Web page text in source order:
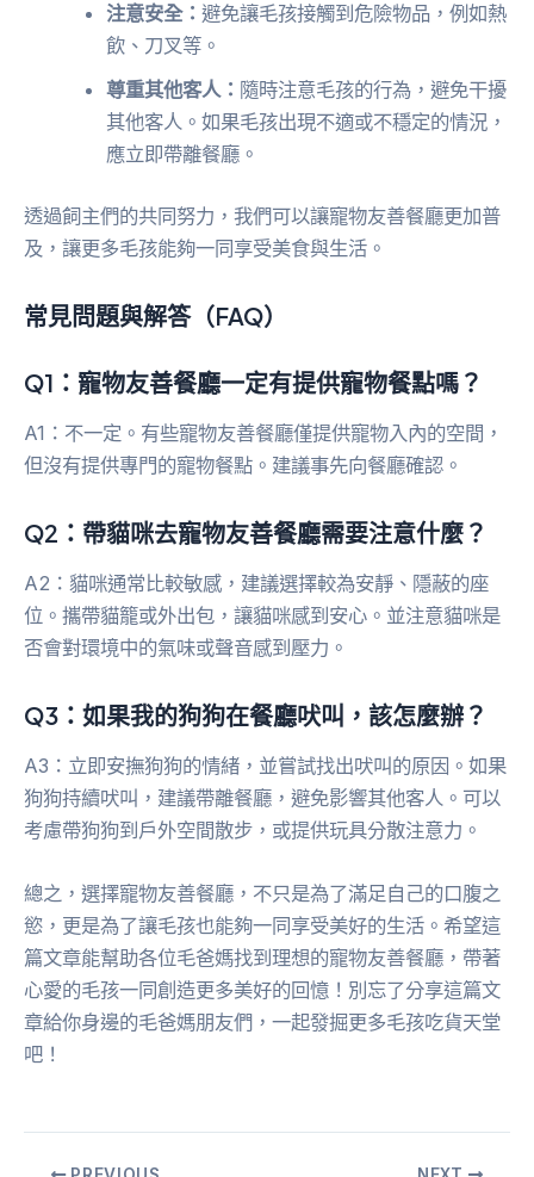
注意安全：避免讓毛孩接觸到危險物品，例如熱
飲、刀叉等。
尊重其他客人： 隨時注意毛孩的行為，避免干擾
其他客人。如果毛孩出現不適或不穩定的情況，
應立即帶離餐廳。
透過飼主們的共同努力，我們可以讓寵物友善餐廳更加普
及，讓更多毛孩能夠一同享受美食與生活。
常見問題與解答（FAQ）
Q1：寵物友善餐廳一定有提供寵物餐點嗎？
A1：不一定。有些寵物友善餐廳僅提供寵物入內的空間，
但沒有提供專門的寵物餐點。建議事先向餐廳確認。
Q2：帶貓咪去寵物友善餐廳需要注意什麼？
A2：貓咪通常比較敏感，建議選擇較為安靜、隱蔽的座
位。攜帶貓籠或外出包，讓貓咪感到安心。並注意貓咪是
否會對環境中的氣味或聲音感到壓力。
Q3：如果我的狗狗在餐廳吠叫，該怎麼辦？
A3：立即安撫狗狗的情緒，並嘗試找出吠叫的原因。如果
狗狗持續吠叫，建議帶離餐廳，避免影響其他客人。可以
考慮帶狗狗到戶外空間散步，或提供玩具分散注意力。
總之，選擇寵物友善餐廳，不只是為了滿足自己的口腹之
慾，更是為了讓毛孩也能夠一同享受美好的生活。希望這
篇文章能幫助各位毛爸媽找到理想的寵物友善餐廳，帶著
心愛的毛孩一同創造更多美好的回憶！別忘了分享這篇文
章給你身邊的毛爸媽朋友們，一起發掘更多毛孩吃貨天堂
吧！